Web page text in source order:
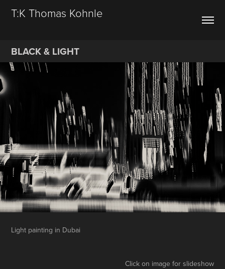
T:K Thomas Kohnle
BLACK & LIGHT
Light painting in Dubai
Click on image for slideshow